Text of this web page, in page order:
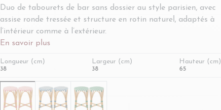
Duo de tabourets de bar sans dossier au style parisien, avec
assise ronde tressée et structure en rotin naturel, adaptés à
l’intérieur comme à l’extérieur.
En savoir plus
Longueur (cm)
38
Largeur (cm)
38
Hauteur (cm)
65